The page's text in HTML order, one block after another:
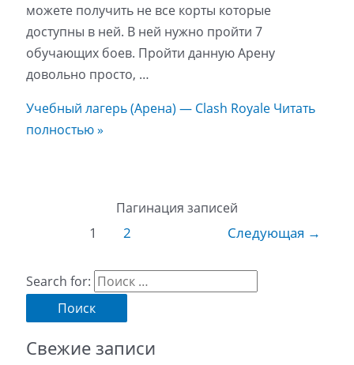
можете получить не все корты которые
доступны в ней. В ней нужно пройти 7
обучающих боев. Пройти данную Арену
довольно просто, …
Учебный лагерь (Арена) — Clash RoyaleЧитать
полностью »
Пагинация записей
1 2 Следующая →
Search for:
Свежие записи